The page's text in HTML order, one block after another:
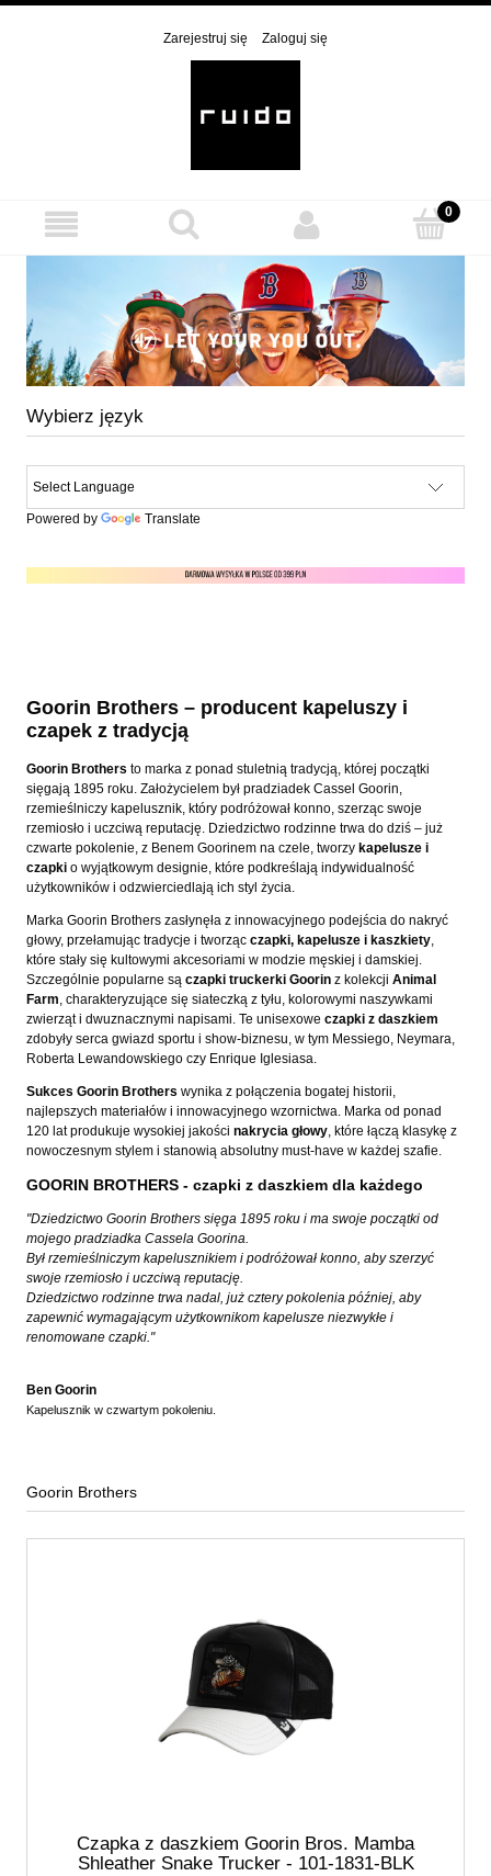
Zarejestruj się Zaloguj się
Wybierz język
Powered by Translate
Goorin Brothers – producent kapeluszy i
czapek z tradycją
Goorin Brothers to marka z ponad stuletnią tradycją, której początki
sięgają 1895 roku. Założycielem był pradziadek Cassel Goorin,
rzemieślniczy kapelusznik, który podróżował konno, szerząc swoje
rzemiosło i uczciwą reputację. Dziedzictwo rodzinne trwa do dziś – już
czwarte pokolenie, z Benem Goorinem na czele, tworzy kapelusze i
czapki o wyjątkowym designie, które podkreślają indywidualność
użytkowników i odzwierciedlają ich styl życia.
Marka Goorin Brothers zasłynęła z innowacyjnego podejścia do nakryć
głowy, przełamując tradycje i tworząc czapki, kapelusze i kaszkiety,
które stały się kultowymi akcesoriami w modzie męskiej i damskiej.
Szczególnie popularne są czapki truckerki Goorin z kolekcji Animal
Farm, charakteryzujące się siateczką z tyłu, kolorowymi naszywkami
zwierząt i dwuznacznymi napisami. Te unisexowe czapki z daszkiem
zdobyły serca gwiazd sportu i show-biznesu, w tym Messiego, Neymara,
Roberta Lewandowskiego czy Enrique Iglesiasa.
Sukces Goorin Brothers wynika z połączenia bogatej historii,
najlepszych materiałów i innowacyjnego wzornictwa. Marka od ponad
120 lat produkuje wysokiej jakości nakrycia głowy, które łączą klasykę z
nowoczesnym stylem i stanowią absolutny must-have w każdej szafie.
GOORIN BROTHERS - czapki z daszkiem dla każdego
"Dziedzictwo Goorin Brothers sięga 1895 roku i ma swoje początki od
mojego pradziadka Cassela Goorina.
Był rzemieślniczym kapelusznikiem i podróżował konno, aby szerzyć
swoje rzemiosło i uczciwą reputację.
Dziedzictwo rodzinne trwa nadal, już cztery pokolenia później, aby
zapewnić wymagającym użytkownikom kapelusze niezwykłe i
renomowane czapki."
Ben Goorin
Kapelusznik w czwartym pokoleniu.
Goorin Brothers
Czapka z daszkiem Goorin Bros. Mamba
Shleather Snake Trucker - 101-1831-BLK